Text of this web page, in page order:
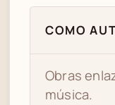
COMO
Obras
música.